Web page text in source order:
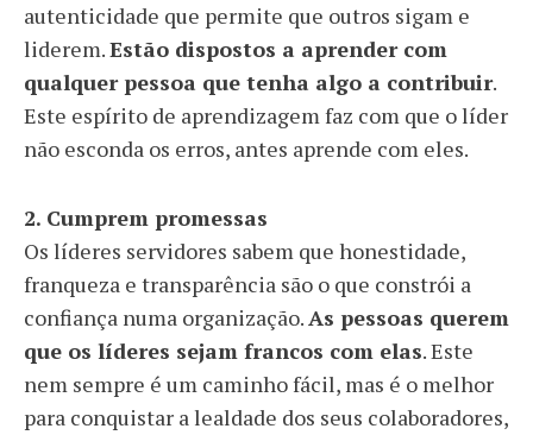
autenticidade que permite que outros sigam e
liderem.Estão dispostos a aprender com
qualquer pessoa que tenha algo a contribuir.
Este espírito de aprendizagem faz com que o líder
não esconda os erros, antes aprende com eles.
2. Cumprem promessas
Os líderes servidores sabem que honestidade,
franqueza e transparência são o que constrói a
confiança numa organização.As pessoas querem
que os líderes sejam francos com elas. Este
nem sempre é um caminho fácil, mas é o melhor
para conquistar a lealdade dos seus colaboradores,